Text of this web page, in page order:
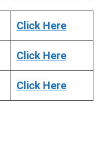
Click Here
Click Here
Click Here